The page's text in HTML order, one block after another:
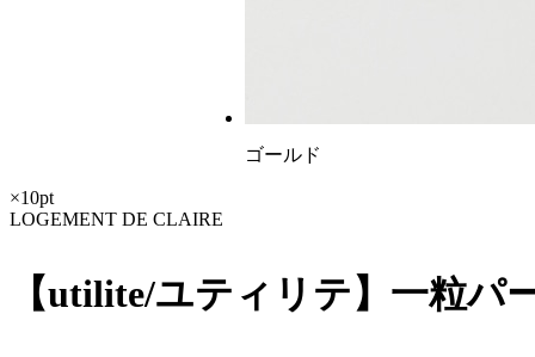
ゴールド
×10pt
LOGEMENT DE CLAIRE
【utilite/ユティリテ】一粒パ